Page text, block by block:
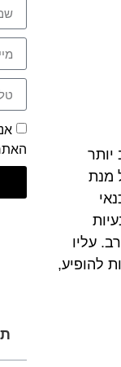
מנת
עליו
להופיע,